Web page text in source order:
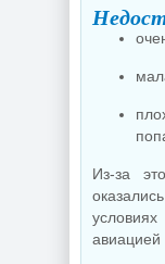
Из-за
авиацией